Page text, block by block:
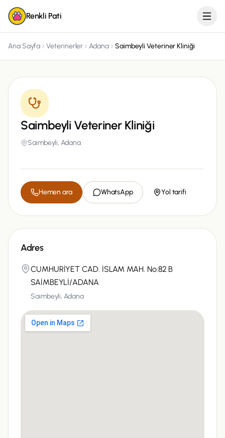
Renkli Pati
Ana Sayfa Veterinerler Adana Saimbeyli Veteriner Kliniği
Saimbeyli Veteriner Kliniği
Saimbeyli,Adana
Hemen ara WhatsApp Yol tarifi
Adres
CUMHURİYET CAD. İSLAM MAH. No:82 B
SAİMBEYLİ/ADANA
Saimbeyli,Adana